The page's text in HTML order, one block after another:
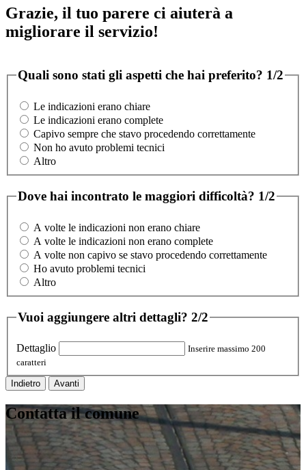
Grazie, il tuo parere ci aiuterà a
migliorare il servizio!
Quali sono stati gli aspetti che hai preferito? 1/2
Le indicazioni erano chiare
Le indicazioni erano complete
Capivo sempre che stavo procedendo correttamente
Non ho avuto problemi tecnici
Altro
Dove hai incontrato le maggiori difficoltà? 1/2
A volte le indicazioni non erano chiare
A volte le indicazioni non erano complete
A volte non capivo se stavo procedendo correttamente
Ho avuto problemi tecnici
Altro
Vuoi aggiungere altri dettagli? 2/2
Dettaglio
Inserire massimo 200
caratteri
Indietro Avanti
Contatta il comune